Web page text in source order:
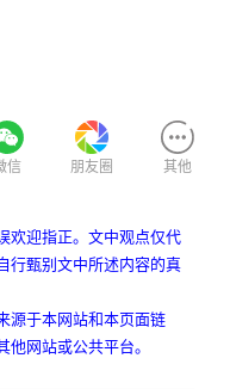
信 朋友圈 其他
欢迎指正。文中观点仅代
行甄别文中所述内容的真
源于本网站和本页面链
网站或公共平台。